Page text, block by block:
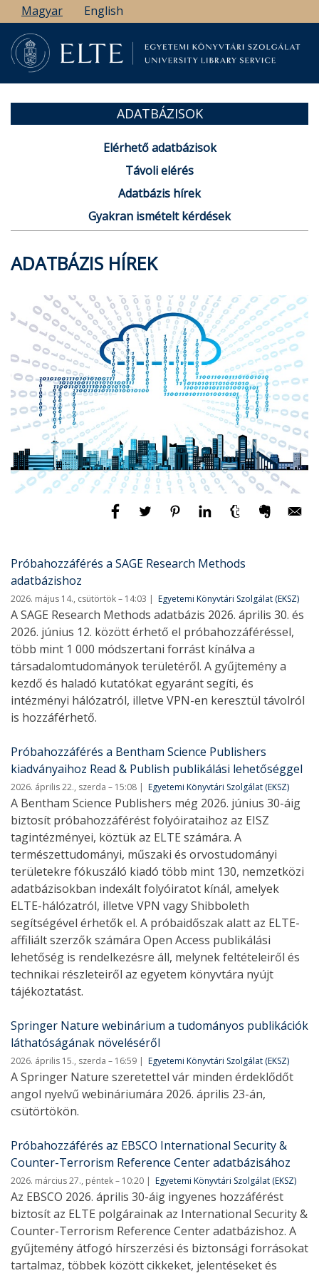
Ugrás
a
tartalomra
Magyar English
ADATBÁZISOK
Elérhető adatbázisok
Távoli elérés
Adatbázis hírek
Gyakran ismételt kérdések
ADATBÁZIS HÍREK
Próbahozzáférés a SAGE Research Methods
adatbázishoz
2026. május 14., csütörtök – 14:03 Egyetemi Könyvtári Szolgálat (EKSZ)
A SAGE Research Methods adatbázis 2026. április 30. és
2026. június 12. között érhető el próbahozzáféréssel,
több mint 1 000 módszertani forrást kínálva a
társadalomtudományok területéről. A gyűjtemény a
kezdő és haladó kutatókat egyaránt segíti, és
intézményi hálózatról, illetve VPN-en keresztül távolról
is hozzáférhető.
Próbahozzáférés a Bentham Science Publishers
kiadványaihoz Read & Publish publikálási lehetőséggel
2026. április 22., szerda – 15:08 Egyetemi Könyvtári Szolgálat (EKSZ)
A Bentham Science Publishers még 2026. június 30-áig
biztosít próbahozzáférést folyóirataihoz az EISZ
tagintézményei, köztük az ELTE számára. A
természettudományi, műszaki és orvostudományi
területekre fókuszáló kiadó több mint 130, nemzetközi
adatbázisokban indexált folyóiratot kínál, amelyek
ELTE-hálózatról, illetve VPN vagy Shibboleth
segítségével érhetők el. A próbaidőszak alatt az ELTE-
affiliált szerzők számára Open Access publikálási
lehetőség is rendelkezésre áll, melynek feltételeiről és
technikai részleteiről az egyetem könyvtára nyújt
tájékoztatást.
Springer Nature webinárium a tudományos publikációk
láthatóságának növeléséről
2026. április 15., szerda – 16:59 Egyetemi Könyvtári Szolgálat (EKSZ)
A Springer Nature szeretettel vár minden érdeklődőt
angol nyelvű webináriumára 2026. április 23-án,
csütörtökön.
Próbahozzáférés az EBSCO International Security &
Counter-Terrorism Reference Center adatbázisához
2026. március 27., péntek – 10:20 Egyetemi Könyvtári Szolgálat (EKSZ)
Az EBSCO 2026. április 30-áig ingyenes hozzáférést
biztosít az ELTE polgárainak az International Security &
Counter-Terrorism Reference Center adatbázishoz. A
gyűjtemény átfogó hírszerzési és biztonsági forrásokat
tartalmaz, többek között cikkeket, jelentéseket és